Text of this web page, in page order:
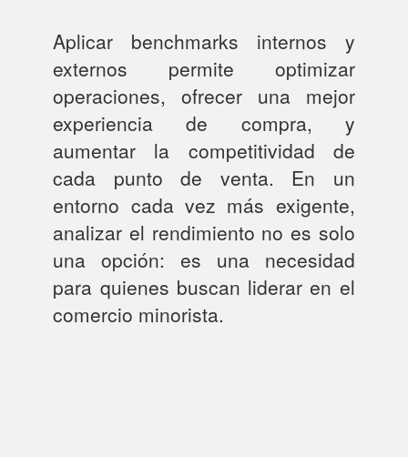
Aplicar benchmarks internos y
externos permite optimizar
operaciones, ofrecer una mejor
experiencia de compra, y
aumentar la competitividad de
cada punto de venta. En un
entorno cada vez más exigente,
analizar el rendimiento no es solo
una opción: es una necesidad
para quienes buscan liderar en el
comercio minorista.